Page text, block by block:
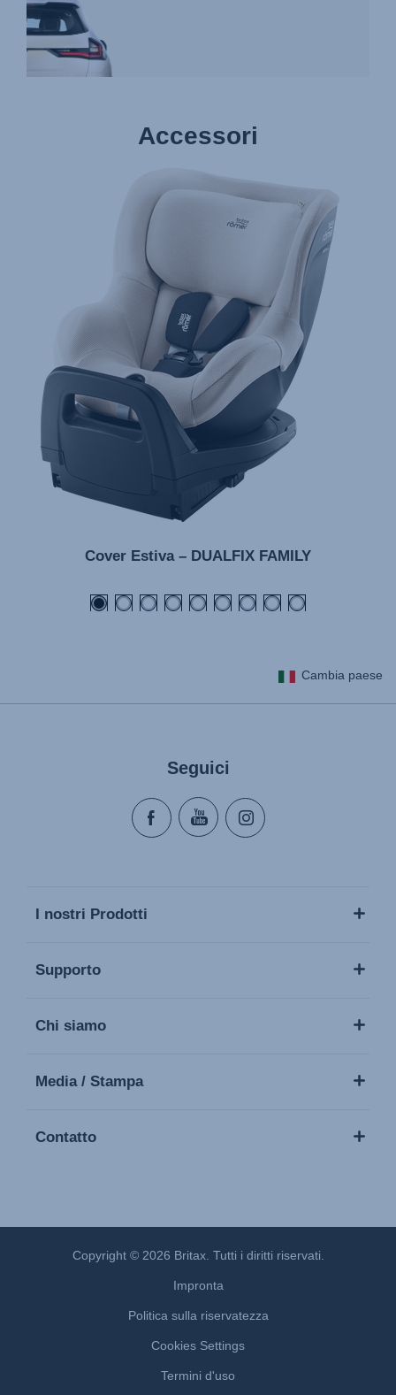
Accessori
Cover Estiva – DUALFIX FAMILY
Cambia paese
Seguici
I nostri Prodotti
Supporto
Chi siamo
Media / Stampa
Contatto
Copyright © 2026 Britax. Tutti i diritti riservati.
Impronta
Politica sulla riservatezza
Cookies Settings
Termini d'uso